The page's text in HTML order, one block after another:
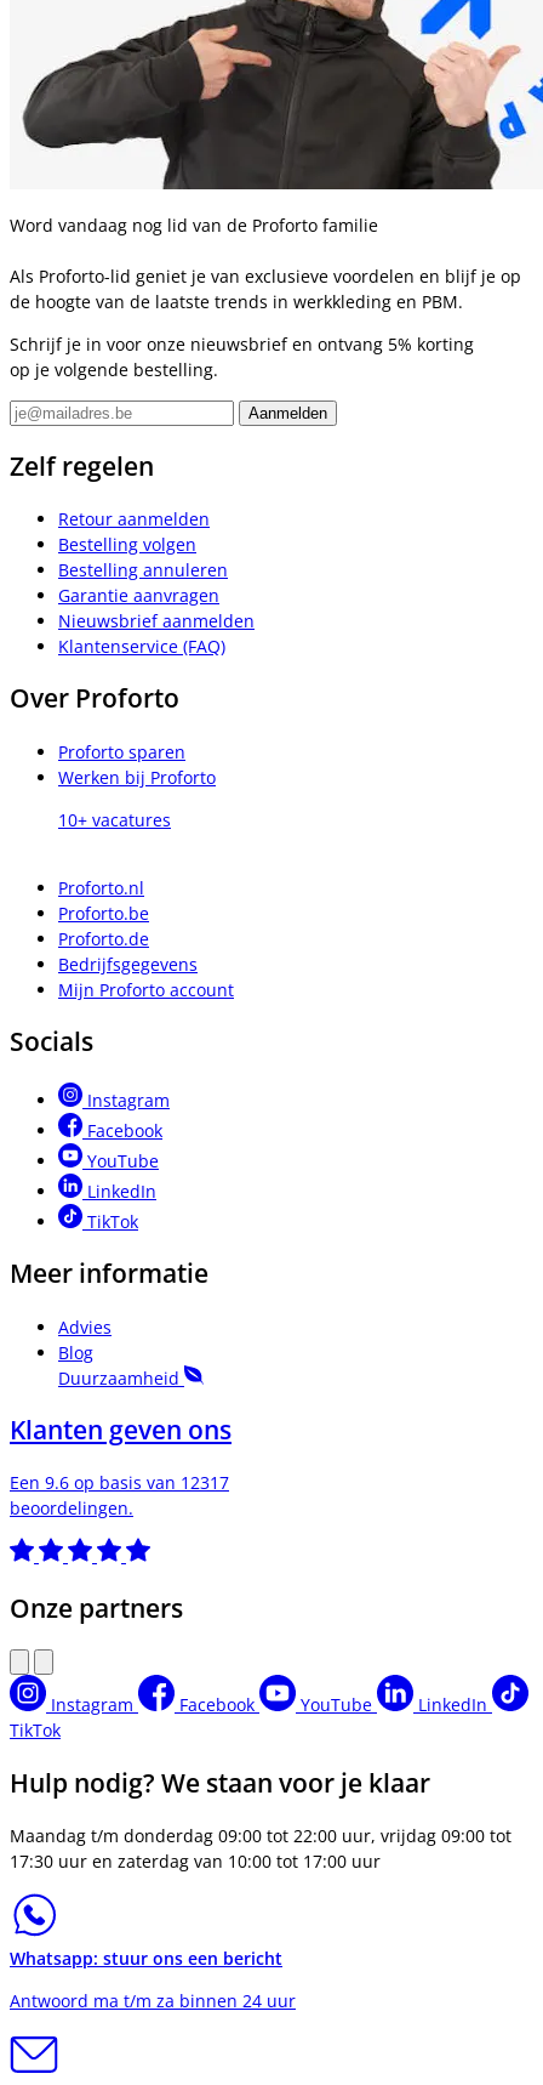
Word vandaag nog lid van de Proforto familie
Als Proforto-lid geniet je van exclusieve voordelen en blijf je op
de hoogte van de laatste trends in werkkleding en PBM.
Schrijf je in voor onze nieuwsbrief en ontvang 5% korting
op je volgende bestelling.
Zelf regelen
Retour aanmelden
Bestelling volgen
Bestelling annuleren
Garantie aanvragen
Nieuwsbrief aanmelden
Klantenservice (FAQ)
Over Proforto
Proforto sparen
Werken bij Proforto
10+ vacatures
Proforto.nl
Proforto.be
Proforto.de
Bedrijfsgegevens
Mijn Proforto account
Socials
Instagram
Facebook
YouTube
LinkedIn
TikTok
Meer informatie
Advies
Blog
Duurzaamheid
Klanten geven ons
Een 9.6 op basis van 12317
beoordelingen.
Onze partners
Instagram Facebook YouTube
LinkedIn
TikTok
Hulp nodig? We staan voor je klaar
Maandag t/m donderdag 09:00 tot 22:00 uur, vrijdag 09:00 tot
17:30 uur en zaterdag van 10:00 tot 17:00 uur
Whatsapp: stuur ons een bericht
Antwoord ma t/m za binnen 24 uur